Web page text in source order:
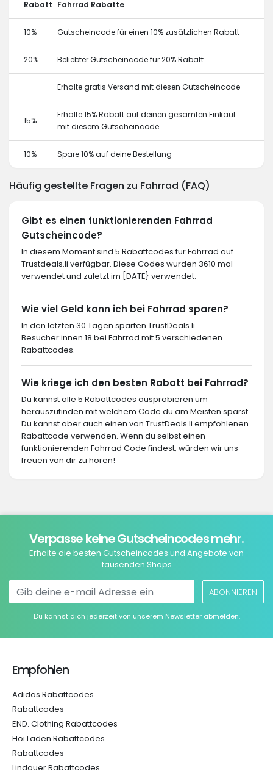
Rabatt Fahrrad Rabatte
10% Gutscheincode für einen 10% zusätzlichen Rabatt
20% Beliebter Gutscheincode für 20% Rabatt
Erhalte gratis Versand mit diesen Gutscheincode
15%
Erhalte 15% Rabatt auf deinen gesamten Einkauf
mit diesem Gutscheincode
10% Spare 10% auf deine Bestellung
Häufig gestellte Fragen zu Fahrrad (FAQ)
Gibt es einen funktionierenden Fahrrad
Gutscheincode?
In diesem Moment sind 5 Rabattcodes für Fahrrad auf
Trustdeals.li verfügbar. Diese Codes wurden 3610 mal
verwendet und zuletzt im [DATE} verwendet.
Wie viel Geld kann ich bei Fahrrad sparen?
In den letzten 30 Tagen sparten TrustDeals.li
Besucher:innen 18 bei Fahrrad mit 5 verschiedenen
Rabattcodes.
Wie kriege ich den besten Rabatt bei Fahrrad?
Du kannst alle 5 Rabattcodes ausprobieren um
herauszufinden mit welchem Code du am Meisten sparst.
Du kannst aber auch einen von TrustDeals.li empfohlenen
Rabattcode verwenden. Wenn du selbst einen
funktionierenden Fahrrad Code findest, würden wir uns
freuen von dir zu hören!
Verpasse keine Gutscheincodes mehr.
Erhalte die besten Gutscheincodes und Angebote von
tausenden Shops
ABONNIEREN
Du kannst dich jederzeit von unserem Newsletter abmelden.
Empfohlen
Adidas Rabattcodes
Rabattcodes
END. Clothing Rabattcodes
Hoi Laden Rabattcodes
Rabattcodes
Lindauer Rabattcodes